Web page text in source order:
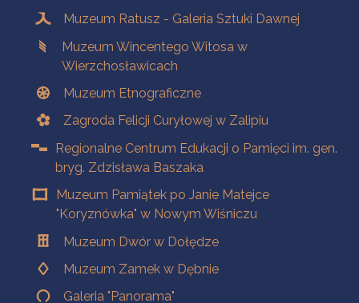
Muzeum Ratusz - Galeria Sztuki Dawnej
Muzeum Wincentego Witosa w
Wierzchosławicach
Muzeum Etnograficzne
Zagroda Felicji Curyłowej w Zalipiu
Regionalne Centrum Edukacji o Pamięci im. gen.
bryg. Zdzisława Baszaka
Muzeum Pamiątek po Janie Matejce
"Koryznówka" w Nowym Wiśniczu
Muzeum Dwór w Dołędze
Muzeum Zamek w Dębnie
Galeria "Panorama"